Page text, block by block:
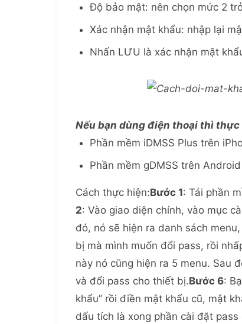
Độ bảo mật: nên chọn mức 2
Xác nhận mật khẩu: nhập lại
Nhấn LƯU là xác nhận mật
Nếu bạn dùng điện thoại thì
Phần mềm iDMSS Plus trên
Phần mềm gDMSS trên Android
Cách thực hiện:Bước 1: Tải phần
2: Vào giao diện chính, vào mục
đó, nó sẽ hiện ra danh sách
bị mà mình muốn đổi pass, rồi
này nó cũng hiện ra 5 menu. Sau
và đổi pass cho thiết bị.Bước 6:
khẩu” rồi điền mật khẩu cũ, mật
dấu tích là xong phần cài đặt